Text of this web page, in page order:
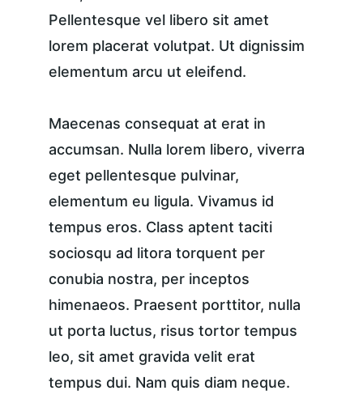
Pellentesque vel libero sit amet
lorem placerat volutpat. Ut dignissim
elementum arcu ut eleifend.
Maecenas consequat at erat in
accumsan. Nulla lorem libero, viverra
eget pellentesque pulvinar,
elementum eu ligula. Vivamus id
tempus eros. Class aptent taciti
sociosqu ad litora torquent per
conubia nostra, per inceptos
himenaeos. Praesent porttitor, nulla
ut porta luctus, risus tortor tempus
leo, sit amet gravida velit erat
tempus dui. Nam quis diam neque.